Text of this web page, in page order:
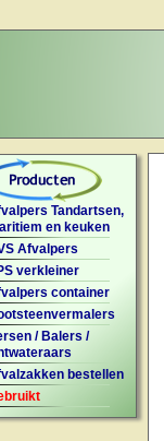
Tandartsen,
en keuken
Afvalpers
verkleiner
container
/ Balers /
bestellen